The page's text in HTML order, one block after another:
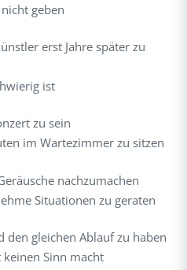
geben
erst Jahre später zu
ist
zu sein
im Wartezimmer zu sitzen
nachzumachen
Situationen zu geraten
den gleichen Ablauf zu haben
Sinn macht